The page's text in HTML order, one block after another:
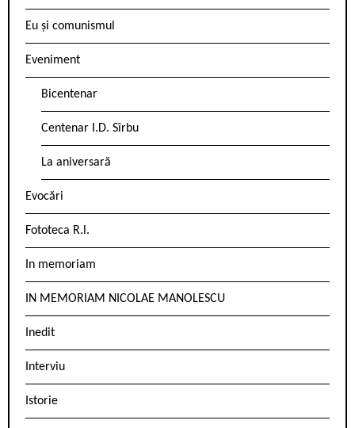
Eu și comunismul
Eveniment
Bicentenar
Centenar I.D. Sîrbu
La aniversară
Evocări
Fototeca R.l.
In memoriam
IN MEMORIAM NICOLAE MANOLESCU
Inedit
Interviu
Istorie